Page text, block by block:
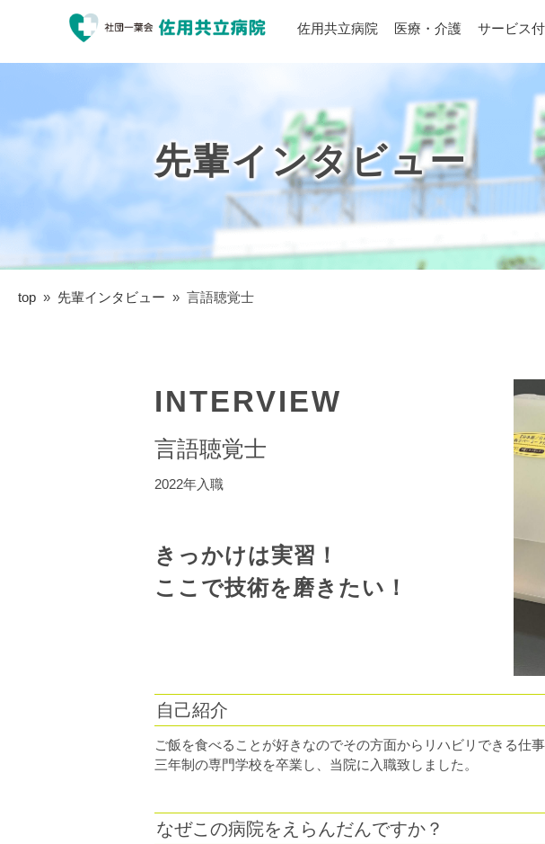
佐用共立病院 医療・介護 サービス
先輩インタビュー
top » 先輩インタビュー » 言語聴覚士
INTERVIEW
言語聴覚士
2022年入職
きっかけは実習！
ここで技術を磨きたい！
自己紹介
ご飯を食べることが好きなのでその方面からリハビリできる仕事
三年制の専門学校を卒業し、当院に入職致しました。
なぜこの病院をえらんだんですか？